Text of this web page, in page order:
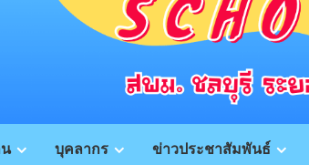
บุคลากร ข่าวประชาสัมพันธ์